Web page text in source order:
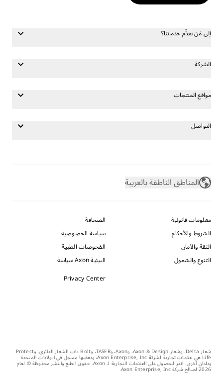
إلى مَن نقدِّم خدماتنا؟
الشركة
مواقع المنتجات
التواصل
المناطق الناطقة بالعربية
معلومات قانونية
الصحافة
الشروط والأحكام
سياسة الخصوصية
الثقة والأمان
الفحوصات الطبية
التنوع والشمول
البيئية Axon سياسة
Privacy Center
شعار Delta، وشعار Axon & Design، وAxon، وTASER، وBolt ذات الشعار الدائري، وProtect
Life هي علامات تجارية لشركة Axon Enterprise, Inc، وبعضها مسجل في الولايات المتحدة
وبلدان أخرى. انقر للحصول على العلامات التجارية لـ Axon. حقوق الطبع والنشر محفوظة © لعام
2026 لصالح شركة Axon Enterprise, Inc.